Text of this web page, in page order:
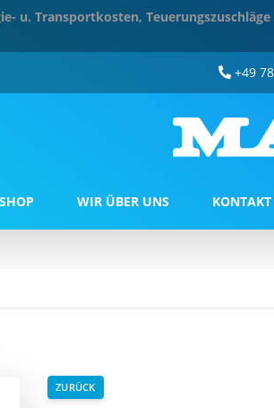
u. Transportkosten,
+49
SHOP WIR ÜBER UNS KONTAKT
ZURÜCK